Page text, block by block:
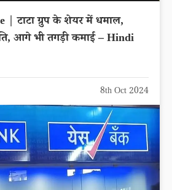
| टाटा ग्रुप के शेयर में धमाल,
आगे भी तगड़ी कमाई – Hindi
8th Oct 2024